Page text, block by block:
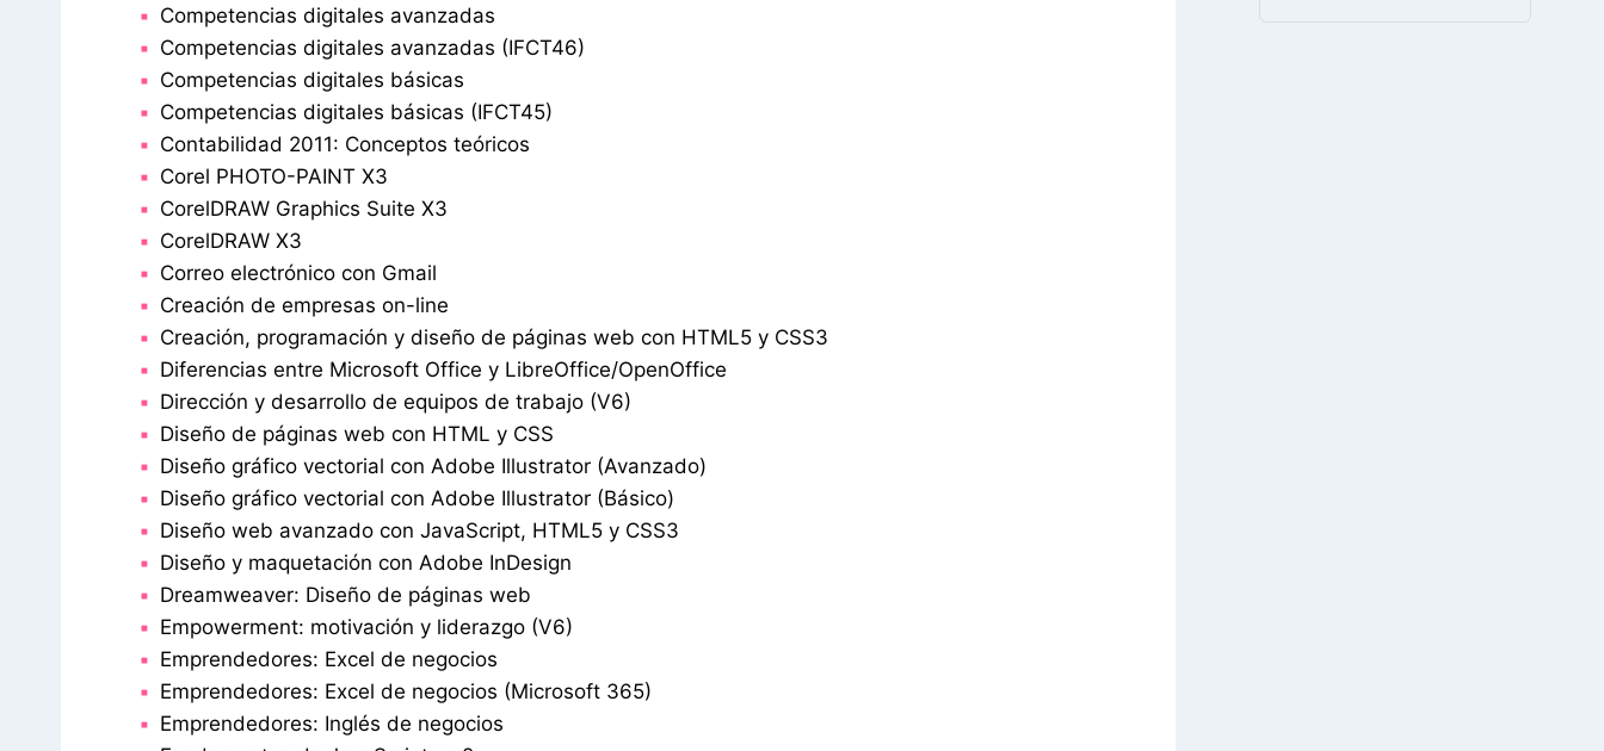
Competencias digitales avanzadas
Competencias digitales avanzadas (IFCT46)
Competencias digitales básicas
Competencias digitales básicas (IFCT45)
Contabilidad 2011: Conceptos teóricos
Corel PHOTO-PAINT X3
CorelDRAW Graphics Suite X3
CorelDRAW X3
Correo electrónico con Gmail
Creación de empresas on-line
Creación, programación y diseño de páginas web con HTML5 y CSS3
Diferencias entre Microsoft Office y LibreOffice/OpenOffice
Dirección y desarrollo de equipos de trabajo (V6)
Diseño de páginas web con HTML y CSS
Diseño gráfico vectorial con Adobe Illustrator (Avanzado)
Diseño gráfico vectorial con Adobe Illustrator (Básico)
Diseño web avanzado con JavaScript, HTML5 y CSS3
Diseño y maquetación con Adobe InDesign
Dreamweaver: Diseño de páginas web
Empowerment: motivación y liderazgo (V6)
Emprendedores: Excel de negocios
Emprendedores: Excel de negocios (Microsoft 365)
Emprendedores: Inglés de negocios